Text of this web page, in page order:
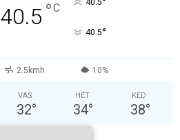
40.5 °C 40.5
40.5°
2.5kmh 10%
VAS
32°
HÉT
34°
KED
38°